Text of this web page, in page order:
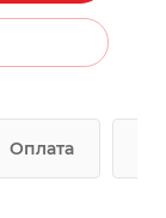
Оплата